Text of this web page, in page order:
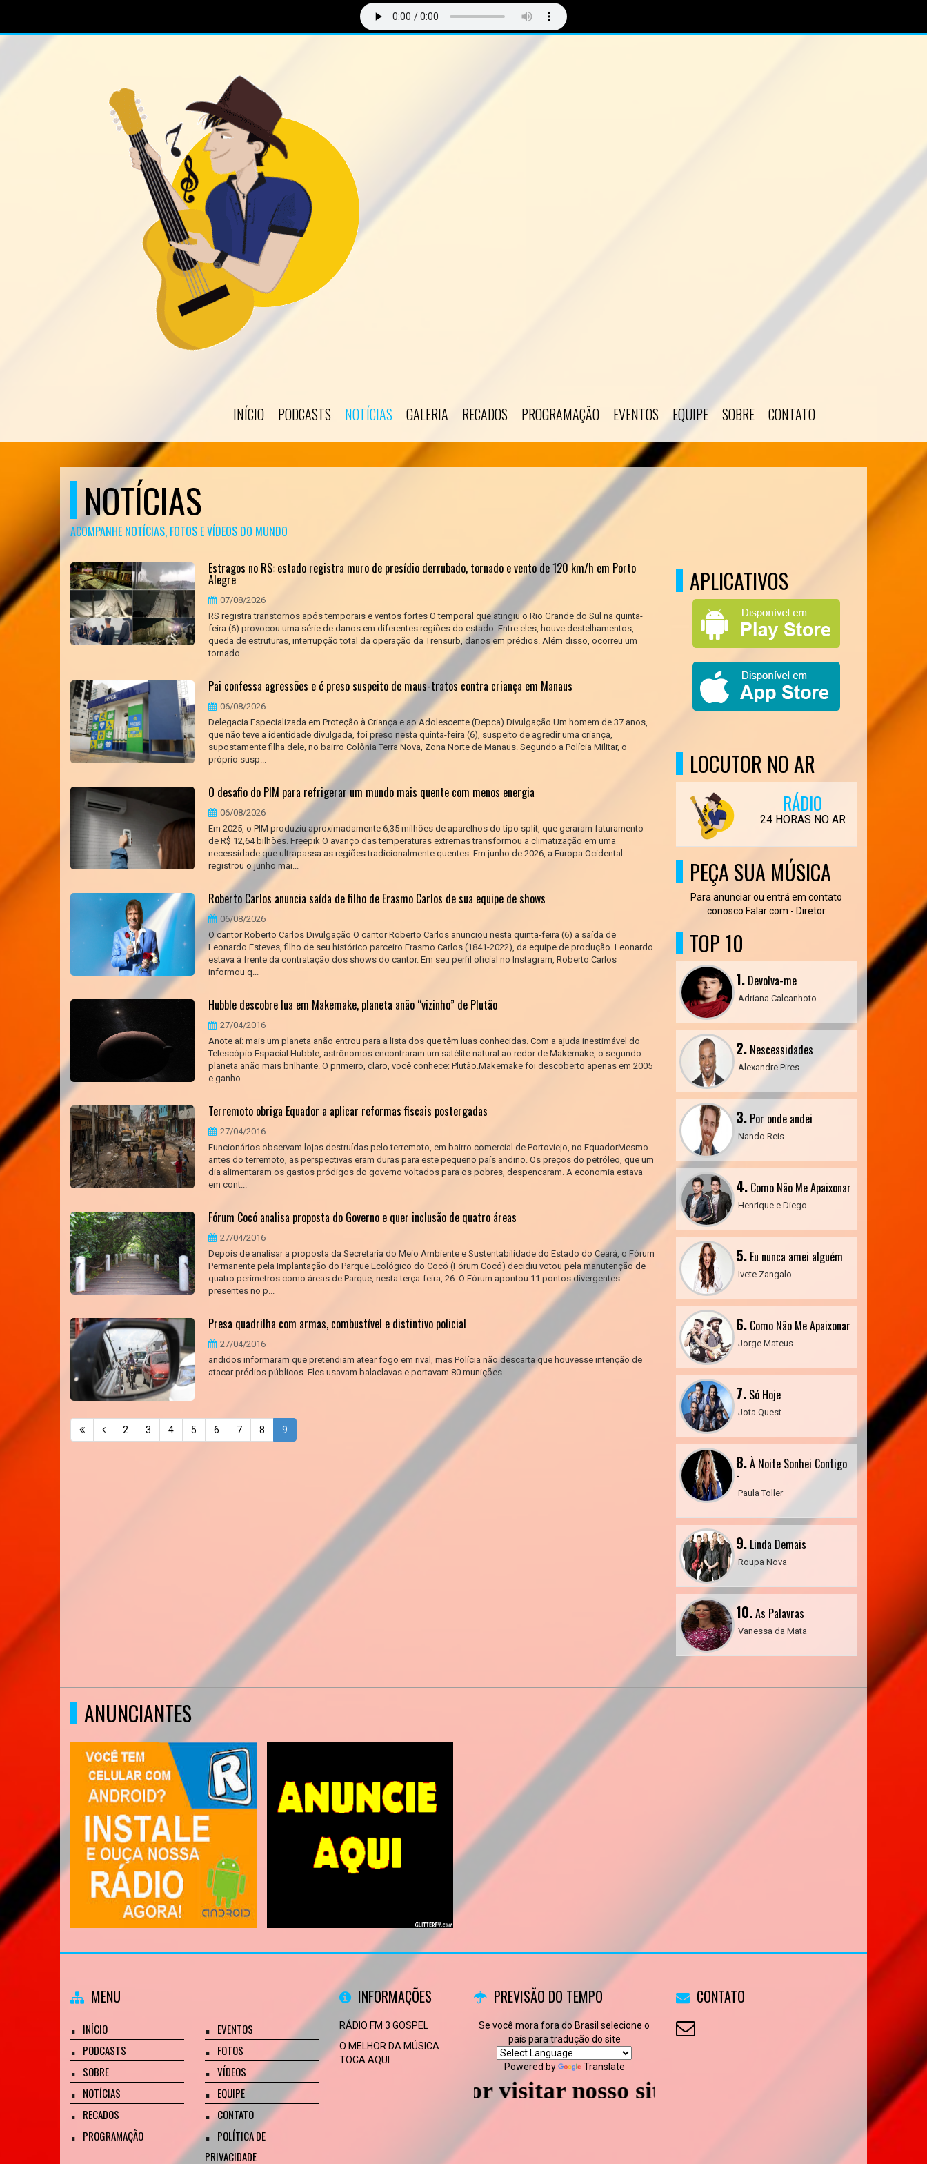
INÍCIO PODCASTS NOTÍCIAS GALERIA RECADOS PROGRAMAÇÃO EVENTOS EQUIPE SOBRE CONTATO
NOTÍCIAS
ACOMPANHE NOTÍCIAS, FOTOS E VÍDEOS DO MUNDO
Estragos no RS: estado registra muro de presídio derrubado, tornado e vento de 120 km/h em Porto
Alegre
07/08/2026
RS registra transtornos após temporais e ventos fortes O temporal que atingiu o Rio Grande do Sul na quinta-
feira (6) provocou uma série de danos em diferentes regiões do estado. Entre eles, houve destelhamentos,
queda de estruturas, interrupção total da operação da Trensurb, danos em prédios. Além disso, ocorreu um
tornado...
Pai confessa agressões e é preso suspeito de maus-tratos contra criança em Manaus
06/08/2026
Delegacia Especializada em Proteção à Criança e ao Adolescente (Depca) Divulgação Um homem de 37 anos,
que não teve a identidade divulgada, foi preso nesta quinta-feira (6), suspeito de agredir uma criança,
supostamente filha dele, no bairro Colônia Terra Nova, Zona Norte de Manaus. Segundo a Polícia Militar, o
próprio susp...
O desafio do PIM para refrigerar um mundo mais quente com menos energia
06/08/2026
Em 2025, o PIM produziu aproximadamente 6,35 milhões de aparelhos do tipo split, que geraram faturamento
de R$ 12,64 bilhões. Freepik O avanço das temperaturas extremas transformou a climatização em uma
necessidade que ultrapassa as regiões tradicionalmente quentes. Em junho de 2026, a Europa Ocidental
registrou o junho mai...
Roberto Carlos anuncia saída de filho de Erasmo Carlos de sua equipe de shows
06/08/2026
O cantor Roberto Carlos Divulgação O cantor Roberto Carlos anunciou nesta quinta-feira (6) a saída de
Leonardo Esteves, filho de seu histórico parceiro Erasmo Carlos (1841-2022), da equipe de produção. Leonardo
estava à frente da contratação dos shows do cantor. Em seu perfil oficial no Instagram, Roberto Carlos
informou q...
Hubble descobre lua em Makemake, planeta anão “vizinho” de Plutão
27/04/2016
Anote aí: mais um planeta anão entrou para a lista dos que têm luas conhecidas. Com a ajuda inestimável do
Telescópio Espacial Hubble, astrônomos encontraram um satélite natural ao redor de Makemake, o segundo
planeta anão mais brilhante. O primeiro, claro, você conhece: Plutão.Makemake foi descoberto apenas em 2005
e ganho...
Terremoto obriga Equador a aplicar reformas fiscais postergadas
27/04/2016
Funcionários observam lojas destruídas pelo terremoto, em bairro comercial de Portoviejo, no EquadorMesmo
antes do terremoto, as perspectivas eram duras para este pequeno país andino. Os preços do petróleo, que um
dia alimentaram os gastos pródigos do governo voltados para os pobres, despencaram. A economia estava
em cont...
Fórum Cocó analisa proposta do Governo e quer inclusão de quatro áreas
27/04/2016
Depois de analisar a proposta da Secretaria do Meio Ambiente e Sustentabilidade do Estado do Ceará, o Fórum
Permanente pela Implantação do Parque Ecológico do Cocó (Fórum Cocó) decidiu votou pela manutenção de
quatro perímetros como áreas de Parque, nesta terça-feira, 26. O Fórum apontou 11 pontos divergentes
presentes no p...
Presa quadrilha com armas, combustível e distintivo policial
27/04/2016
andidos informaram que pretendiam atear fogo em rival, mas Polícia não descarta que houvesse intenção de
atacar prédios públicos. Eles usavam balaclavas e portavam 80 munições...
2 3 4 5 6 7 8 9
APLICATIVOS
LOCUTOR NO AR
RÁDIO
24 HORAS NO AR
PEÇA SUA MÚSICA
Para anunciar ou entrá em contato
conosco Falar com - Diretor
TOP 10
1.Devolva-me
Adriana Calcanhoto
2.Nescessidades
Alexandre Pires
3.Por onde andei
Nando Reis
4.Como Não Me Apaixonar
Henrique e Diego
5.Eu nunca amei alguém
Ivete Zangalo
6.Como Não Me Apaixonar
Jorge Mateus
7.Só Hoje
Jota Quest
8.À Noite Sonhei Contigo
-
Paula Toller
9.Linda Demais
Roupa Nova
10.As Palavras
Vanessa da Mata
ANUNCIANTES
MENU
INÍCIO
PODCASTS
SOBRE
NOTÍCIAS
RECADOS
PROGRAMAÇÃO
EVENTOS
FOTOS
VÍDEOS
EQUIPE
CONTATO
POLÍTICA DE
PRIVACIDADE
INFORMAÇÕES
RÁDIO FM 3 GOSPEL
O MELHOR DA MÚSICA
TOCA AQUI
PREVISÃO DO TEMPO
Se você mora fora do Brasil selecione o
país para tradução do site
Powered by Translate
Obrigado por visitar nosso site - Volte sempre
CONTATO